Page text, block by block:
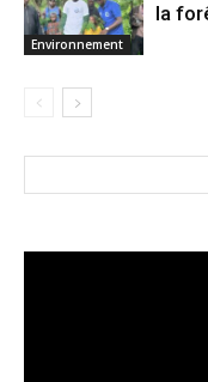
Environnement
la